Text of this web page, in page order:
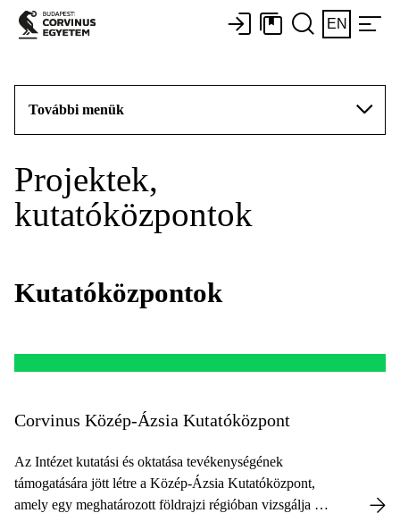
EN
További menük
Projektek,
kutatóközpontok
Kutatóközpontok
Corvinus Közép-Ázsia Kutatóközpont
Az Intézet kutatási és oktatása tevékenységének
támogatására jött létre a Közép-Ázsia Kutatóközpont,
amely egy meghatározott földrajzi régióban vizsgálja a